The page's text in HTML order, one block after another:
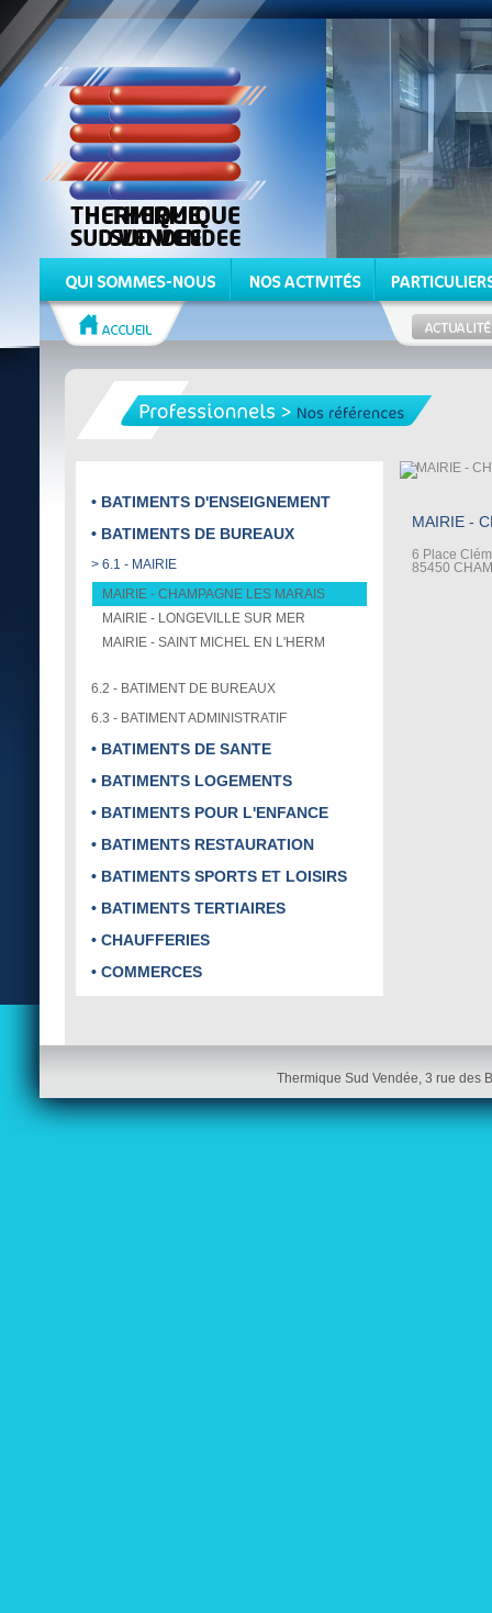
• BATIMENTS D'ENSEIGNEMENT
• BATIMENTS DE BUREAUX
> 6.1 - MAIRIE
MAIRIE - CHAMPAGNE LES MARAIS
MAIRIE - LONGEVILLE SUR MER
MAIRIE - SAINT MICHEL EN L'HERM
6.2 - BATIMENT DE BUREAUX
6.3 - BATIMENT ADMINISTRATIF
• BATIMENTS DE SANTE
• BATIMENTS LOGEMENTS
• BATIMENTS POUR L'ENFANCE
• BATIMENTS RESTAURATION
• BATIMENTS SPORTS ET LOISIRS
• BATIMENTS TERTIAIRES
• CHAUFFERIES
• COMMERCES
MAIRIE -
6 Place
85450
Thermique Sud Vendée, 3 rue des